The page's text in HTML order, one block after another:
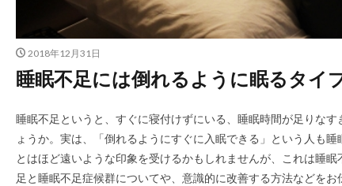
2018年12月31日
睡眠不足には倒れるように眠るタイ
睡眠不足というと、すぐに寝付けずにいる、睡眠時間が足りな
ょうか。実は、「倒れるようにすぐに入眠できる」という人も
とはほど遠いような印象を受けるかもしれませんが、これは睡
足と睡眠不足症候群についてや、意識的に改善する方法などを